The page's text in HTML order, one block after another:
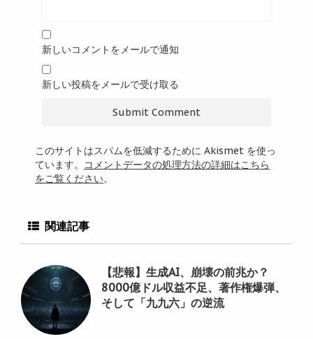
新しいコメントをメールで通知
新しい投稿をメールで受け取る
このサイトはスパムを低減するために Akismet を使っ
ています。
コメントデータの処理方法の詳細はこちら
をご覧ください。
関連記事
【悲報】生成AI、崩壊の前兆か？
8000億ドル収益不足、著作権爆弾、
そして「九九六」の逆流